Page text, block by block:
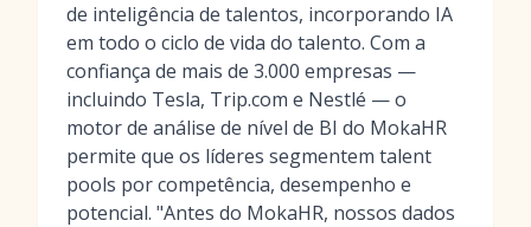
de inteligência de talentos, incorporando IA
em todo o ciclo de vida do talento. Com a
confiança de mais de 3.000 empresas —
incluindo Tesla, Trip.com e Nestlé — o
motor de análise de nível de BI do MokaHR
permite que os líderes segmentem talent
pools por competência, desempenho e
potencial. "Antes do MokaHR, nossos dados